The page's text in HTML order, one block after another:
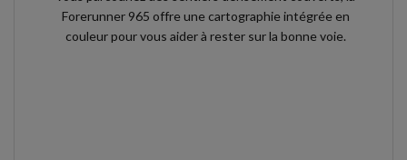
Forerunner 965 offre une cartographie intégrée en
couleur pour vous aider à rester sur la bonne voie.